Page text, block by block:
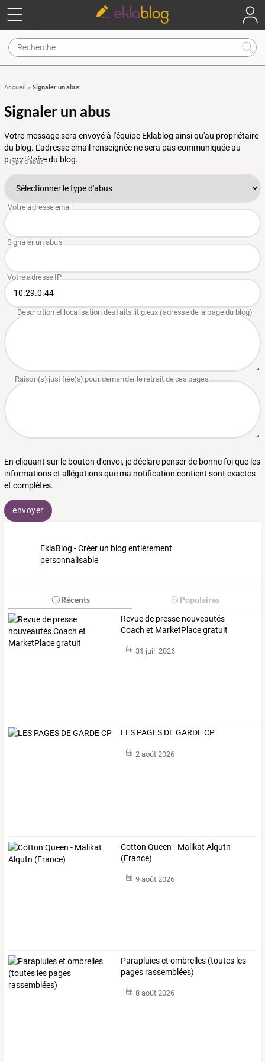
Accueil » Signaler un abus
Signaler un abus
Votre message sera envoyé à l'équipe Eklablog ainsi qu'au propriétaire
du blog. L'adresse email renseignée ne sera pas communiquée au
propriétaire du blog.
En cliquant sur le bouton d'envoi, je déclare penser de bonne foi que les
informations et allégations que ma notification contient sont exactes
et complètes.
envoyer
EklaBlog - Créer un blog entièrement
personnalisable
Récents Populaires
Revue de presse nouveautés
Coach et MarketPlace gratuit
31 juil. 2026
LES PAGES DE GARDE CP
2 août 2026
Cotton Queen - Malikat Alqutn
(France)
9 août 2026
Parapluies et ombrelles (toutes les
pages rassemblées)
8 août 2026